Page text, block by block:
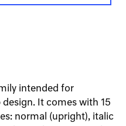
intended for
It comes with 15
normal (upright), italic